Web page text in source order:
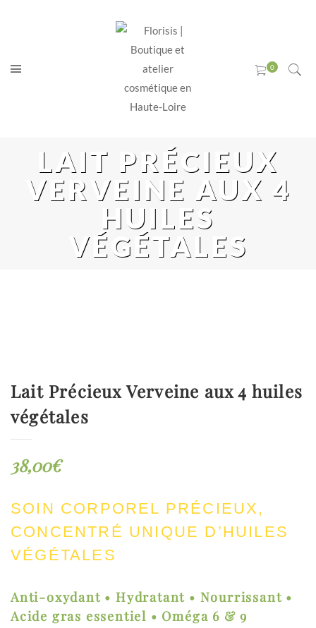
LAIT PRÉCIEUX
VERVEINE AUX 4
HUILES
VÉGÉTALES
Lait Précieux Verveine aux 4 huiles
végétales
38,00€
SOIN CORPOREL PRÉCIEUX,
CONCENTRÉ UNIQUE D’HUILES
VÉGÉTALES
Anti-oxydant • Hydratant • Nourrissant •
Acide gras essentiel • Oméga 6 & 9